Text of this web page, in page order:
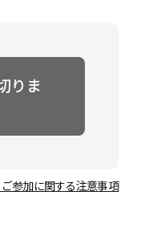
りま
参加に関する注意事項